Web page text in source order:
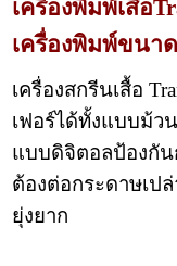
เครื่องพิมพ์เสื้อ
เครื่องพิมพ์ขนา
เครื่องสกรีนเสื้อ
เฟอร์ได้ทั้งแบบม้
แบบดิจิตอลป้องกั
ต้องต่อกระดาษเป
ยุ่งยาก